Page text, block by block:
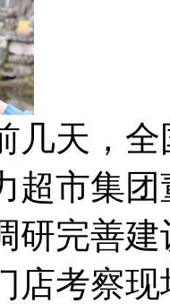
几天，
超市集
研完善
店考察